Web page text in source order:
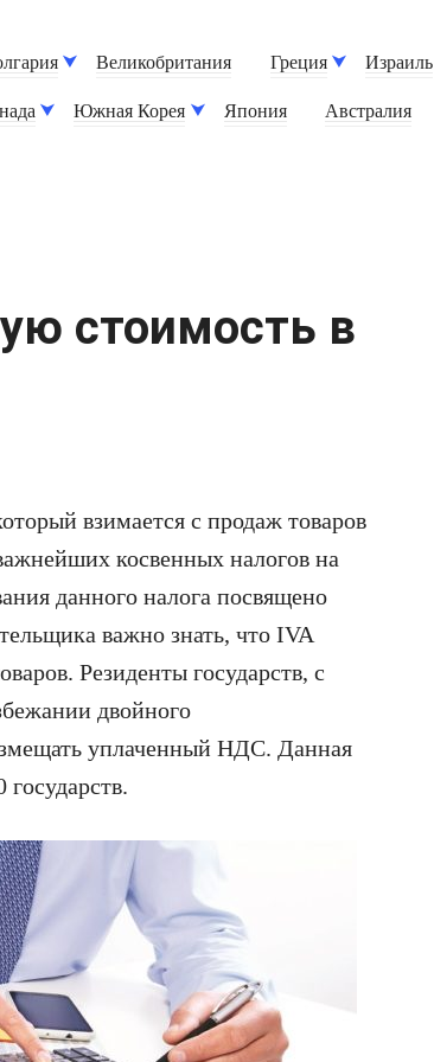
Великобритания Греция Израиль
Южная Корея Япония Австралия
стоимость в
взимается с продаж товаров
косвенных налогов на
данного налога посвящено
важно знать, что IVA
Резиденты государств, с
двойного
уплаченный НДС. Данная